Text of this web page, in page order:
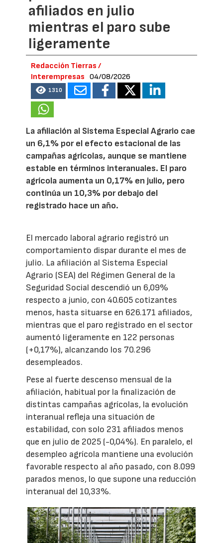
afiliados en julio
mientras el paro sube
ligeramente
Redacción Tierras /
Interempresas
04/08/2026
1310
La afiliación al Sistema Especial Agrario cae
un 6,1% por el efecto estacional de las
campañas agrícolas, aunque se mantiene
estable en términos interanuales. El paro
agrícola aumenta un 0,17% en julio, pero
continúa un 10,3% por debajo del
registrado hace un año.
El mercado laboral agrario registró un
comportamiento dispar durante el mes de
julio. La afiliación al Sistema Especial
Agrario (SEA) del Régimen General de la
Seguridad Social descendió un 6,09%
respecto a junio, con 40.605 cotizantes
menos, hasta situarse en 626.171 afiliados,
mientras que el paro registrado en el sector
aumentó ligeramente en 122 personas
(+0,17%), alcanzando los 70.296
desempleados.
Pese al fuerte descenso mensual de la
afiliación, habitual por la finalización de
distintas campañas agrícolas, la evolución
interanual refleja una situación de
estabilidad, con solo 231 afiliados menos
que en julio de 2025 (-0,04%). En paralelo, el
desempleo agrícola mantiene una evolución
favorable respecto al año pasado, con 8.099
parados menos, lo que supone una reducción
interanual del 10,33%.